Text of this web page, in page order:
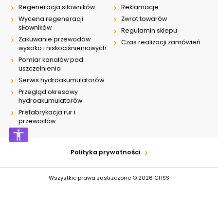
Regeneracja siłowników
Wycena regeneracji
siłowników
Zakuwanie przewodów
wysoko i niskociśnieniowych
Pomiar kanałów pod
uszczelnienia
Serwis hydroakumulatorów
Przegląd okresowy
hydroakumulatorów
Prefabrykacja rur i
przewodów
Reklamacje
Zwrot towarów
Regulamin sklepu
Czas realizacji zamówień
Polityka prywatności
Wszystkie prawa zastrzeżone © 2026 CHSS